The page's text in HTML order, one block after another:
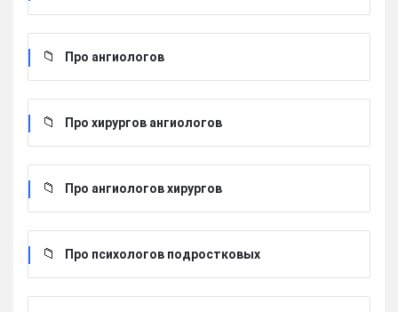
Про ангиологов
Про хирургов ангиологов
Про ангиологов хирургов
Про психологов подростковых